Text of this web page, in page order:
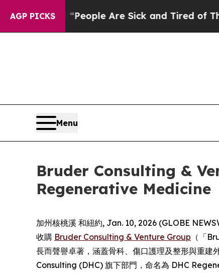
AGP PICKS
Win: “People Are Sick and Tired of This
Menu
Bruder Consulting &
Regenerative Medicine
加州核桃溪 和紐約, Jan. 10, 2026 (GLOBE
收購 Bruder Consulting & Venture Group （「
長而聲譽卓著，涵蓋骨科、傷口護理及整形與重
Consulting (DHC) 旗下部門，命名為 DHC